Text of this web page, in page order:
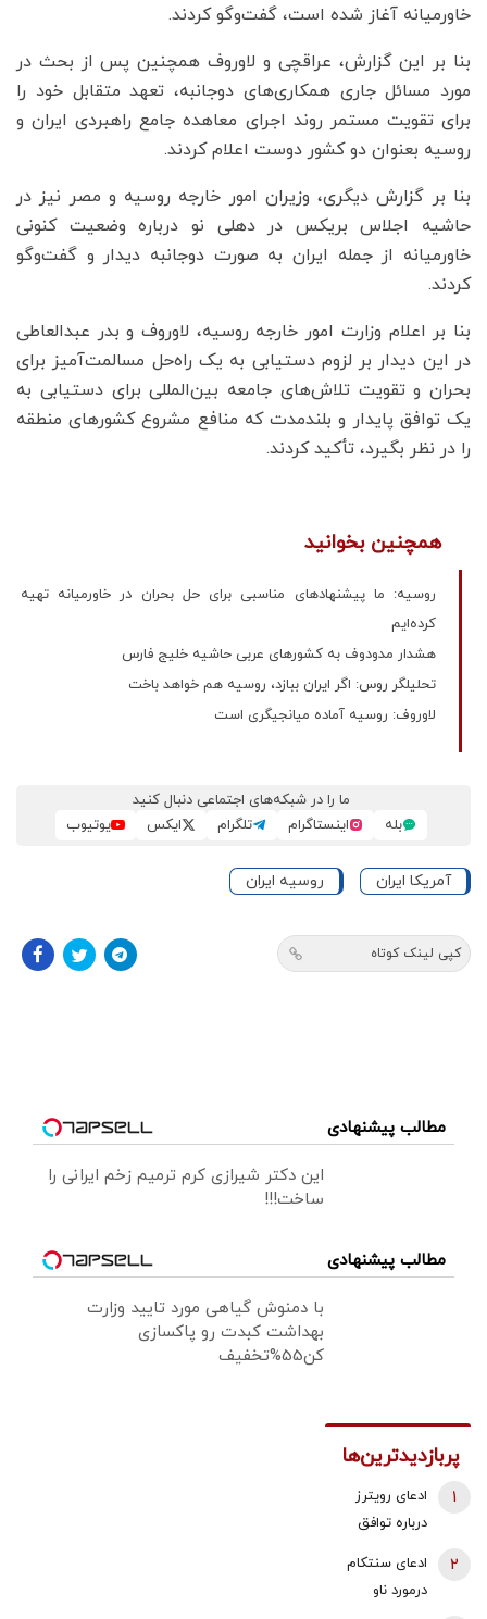
خاورمیانه آغاز شده است، گفت‌وگو کردند.
بنا بر این گزارش، عراقچی و لاوروف همچنین پس از بحث در
مورد مسائل جاری همکاری‌های دوجانبه، تعهد متقابل خود را
برای تقویت مستمر روند اجرای معاهده جامع راهبردی ایران و
روسیه بعنوان دو کشور دوست اعلام کردند.
بنا بر گزارش دیگری، وزیران امور خارجه روسیه و مصر نیز در
حاشیه اجلاس بریکس در دهلی نو درباره وضعیت کنونی
خاورمیانه از جمله ایران به صورت دوجانبه دیدار و گفت‌وگو
کردند.
بنا بر اعلام وزارت امور خارجه روسیه، لاوروف و بدر عبدالعاطی
در این دیدار بر لزوم دستیابی به یک راه‌حل مسالمت‌آمیز برای
بحران و تقویت تلاش‌های جامعه بین‌المللی برای دستیابی به
یک توافق پایدار و بلندمدت که منافع مشروع کشورهای منطقه
را در نظر بگیرد، تأکید کردند.
همچنین بخوانید
روسیه: ما پیشنهادهای مناسبی برای حل بحران در خاورمیانه تهیه
کرده‌ایم
هشدار مدودوف به کشورهای عربی حاشیه خلیج فارس
تحلیلگر روس: اگر ایران ببازد،‌ روسیه هم خواهد باخت
لاوروف: روسیه آماده میانجیگری است
ما را در شبکه‌های اجتماعی دنبال کنید
بله
اینستاگرام تلگرام ایکس یوتیوب
آمریکا ایران روسیه ایران
کپی لینک کوتاه
مطالب پیشنهادی
این دکتر شیرازی کرم ترمیم زخم ایرانی را
ساخت!!!
مطالب پیشنهادی
با دمنوش گیاهی مورد تایید وزارت
بهداشت کبدت رو پاکسازی
کن55%تخفیف
پربازدیدترین‌ها
ادعای رویترز
درباره توافق
توافق، محاصره
بنادر ایران لغو
1
ادعای سنتکام
درمورد ناو
2